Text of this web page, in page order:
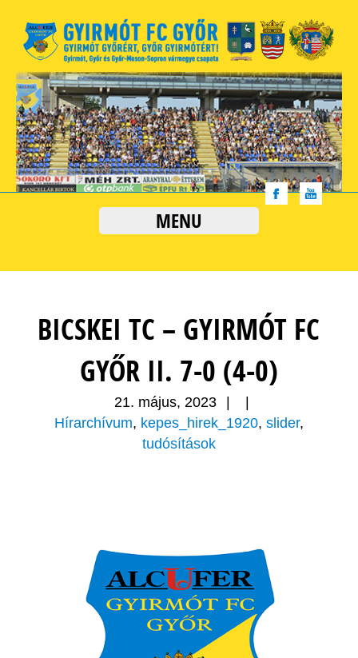
MENU
BICSKEI TC – GYIRMÓT FC
GYŐR II. 7-0 (4-0)
21. május, 2023
Hírarchívum, kepes_hirek_1920, slider,
tudósítások